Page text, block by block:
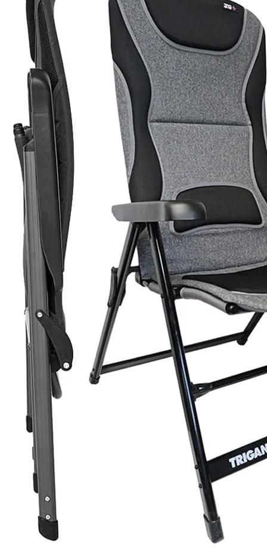
Accessoires panneaux solaires
Batteries
Batteries Lithium
Batteries LIONTRON
Stations électriques portables
Accessoires batteries
Chargeurs de batteries
Séparateurs de batteries
Gamme VICTRON ENERGY
Piles à combustible
Groupes Electrogènes
Convertisseurs 12V - 230V
Transformateurs 230V - 12V
ECLAIRAGES
Ampoules et tubes fluo
Ampoules à LEDS
Eclairages intérieur
Eclairages extérieur
Eclairage portatif et piles
Feux de signalisation
Feux de signalisation arrière
ELECTRICITE
Avec prise USB
Prises allume-cigare 12V
Prises intérieures 12V et 230V
Prises P17 et 230V
Prolongateurs et enrouleurs
Câbles électriques
Fusibles et cosses
Prises extérieures caravane
EQUIPEMENT INTERIEUR
EQUIPEMENT CABINE & CELLULE
Embases pivotantes
Equipement pour la cabine
Stores de cabine REMIfront
Volets isolants extérieurs
Volets isolants SOPLAIR Intermik
AMÉNAGEMENTS & RANGEMENTS
Rideaux de porte et moustiquaires
Nouveautés
Déstockage
Ventes Flash
Reconditionnés
Nos Véhicules en concession
Le Magasin
Concession & Véhicules
Nos véhicules Neufs
Nos véhicules Occasions
Le magasin